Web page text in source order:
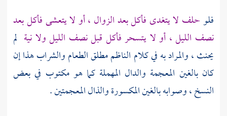
فلوحلف لا يتغدى فأكل بعد الزوال ، أو لا يتعشى فأكل بعد
نصف الليل ، أو لا يتسحر فأكل قبل نصف الليل ولا نية لم
يحنث ، والمراد به في كلام الناظممطلق الطعام والشراب هذا إن
كان بالغين المعجمة والدال المهملة كما هو مكتوب في بعض
النسخ ، وصوابه بالغين المكسورة والذال المعجمتين .